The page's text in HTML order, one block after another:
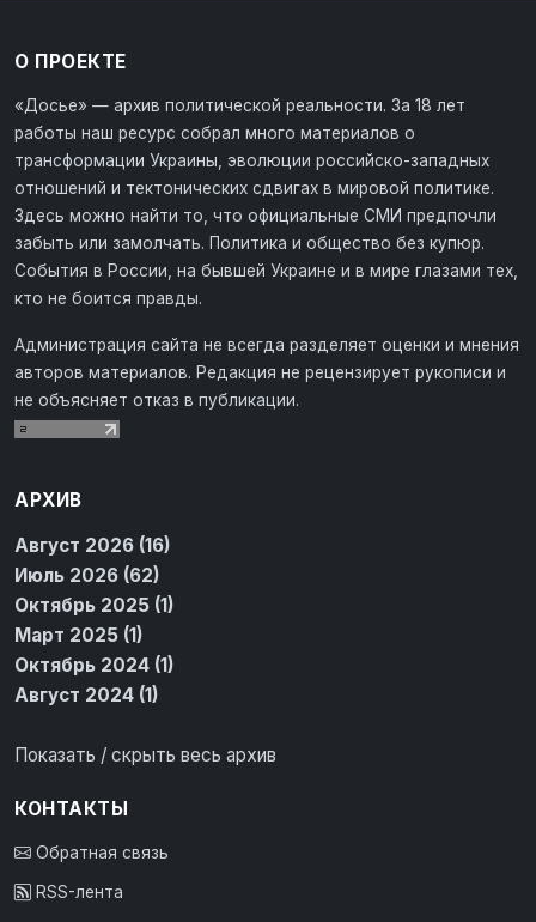
О ПРОЕКТЕ
«Досье» — архив политической реальности. За 18 лет
работы наш ресурс собрал много материалов о
трансформации Украины, эволюции российско-западных
отношений и тектонических сдвигах в мировой политике.
Здесь можно найти то, что официальные СМИ предпочли
забыть или замолчать. Политика и общество без купюр.
События в России, на бывшей Украине и в мире глазами тех,
кто не боится правды.
Администрация сайта не всегда разделяет оценки и мнения
авторов материалов. Редакция не рецензирует рукописи и
не объясняет отказ в публикации.
АРХИВ
Август 2026 (16)
Июль 2026 (62)
Октябрь 2025 (1)
Март 2025 (1)
Октябрь 2024 (1)
Август 2024 (1)
Показать / скрыть весь архив
КОНТАКТЫ
Обратная связь
RSS-лента